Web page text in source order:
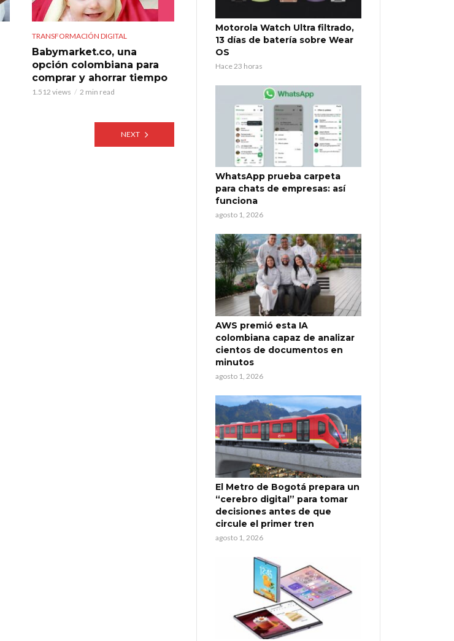
TRANSFORMACIÓN DIGITAL
Babymarket.co, una
opción colombiana para
comprar y ahorrar tiempo
1.512 views 2 min read
NEXT
Motorola Watch Ultra filtrado,
13 días de batería sobre Wear
OS
Hace 23 horas
WhatsApp prueba carpeta
para chats de empresas: así
funciona
agosto 1, 2026
AWS premió esta IA
colombiana capaz de analizar
cientos de documentos en
minutos
agosto 1, 2026
El Metro de Bogotá prepara un
“cerebro digital” para tomar
decisiones antes de que
circule el primer tren
agosto 1, 2026